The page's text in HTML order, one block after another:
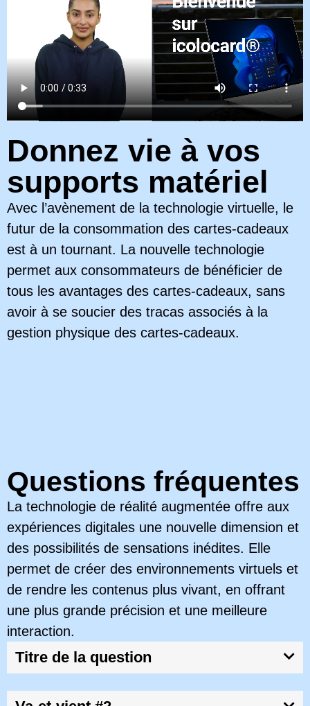
Donnez vie à vos
supports matériel
Avec l’avènement de la technologie virtuelle, le
futur de la consommation des cartes-cadeaux
est à un tournant. La nouvelle technologie
permet aux consommateurs de bénéficier de
tous les avantages des cartes-cadeaux, sans
avoir à se soucier des tracas associés à la
gestion physique des cartes-cadeaux.
Questions fréquentes
La technologie de réalité augmentée offre aux
expériences digitales une nouvelle dimension et
des possibilités de sensations inédites. Elle
permet de créer des environnements virtuels et
de rendre les contenus plus vivant, en offrant
une plus grande précision et une meilleure
interaction.
Titre de la question